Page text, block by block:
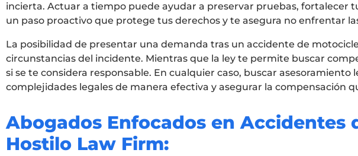
incierta. Actuar a tiempo puede ayudar a preservar pruebas, fortalecer
un paso proactivo que protege tus derechos y te asegura no enfrentar
La posibilidad de presentar una demanda tras un accidente de
circunstancias del incidente. Mientras que la ley te permite buscar
si se te considera responsable. En cualquier caso, buscar
complejidades legales de manera efectiva y asegurar la compensación
Abogados Enfocados en Accidentes
Hostilo Law Firm: